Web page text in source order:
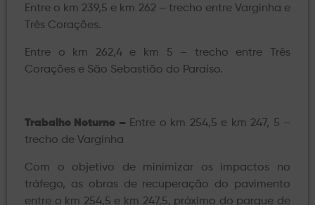
Entre o km 239,5 e km 262 – trecho entre Varginha e
Três Corações.
Entre o km 262,4 e km 5 – trecho entre Três
Corações e São Sebastião do Paraíso.
Trabalho Noturno – Entre o km 254,5 e km 247, 5 –
trecho de Varginha
Com o objetivo de minimizar os impactos no
tráfego, as obras de recuperação do pavimento
entre o km 254,5 e km 247,5, próximo do parque de